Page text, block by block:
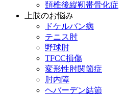
頚椎後縦靭帯骨化症
上肢のお悩み
ドケルバン病
テニス肘
野球肘
TFCC損傷
変形性肘関節症
肘内障
ヘバーデン結節